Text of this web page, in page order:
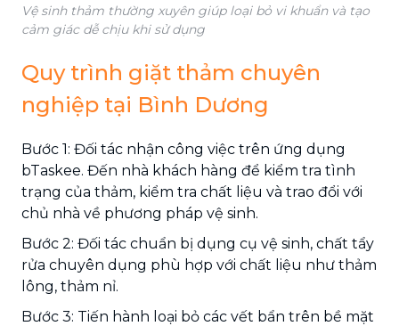
Vệ sinh thảm thường xuyên giúp loại bỏ vi khuẩn và tạo
cảm giác dễ chịu khi sử dụng
Quy trình giặt thảm chuyên
nghiệp tại Bình Dương
Bước 1: Đối tác nhận công việc trên ứng dụng
bTaskee. Đến nhà khách hàng để kiểm tra tình
trạng của thảm, kiểm tra chất liệu và trao đổi với
chủ nhà về phương pháp vệ sinh.
Bước 2: Đối tác chuẩn bị dụng cụ vệ sinh, chất tẩy
rửa chuyên dụng phù hợp với chất liệu như thảm
lông, thảm nỉ.
Bước 3: Tiến hành loại bỏ các vết bẩn trên bề mặt